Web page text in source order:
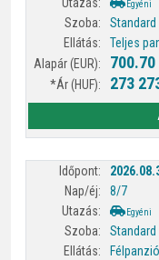
Egyéni
Teljes
700.70
273
8/7
Egyéni
Félpanzió